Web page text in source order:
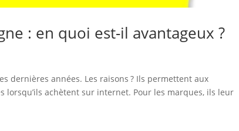
: en quoi est-il avantageux ?
dernières années. Les raisons ? Ils permettent aux
lorsqu’ils achètent sur internet. Pour les marques, ils leur